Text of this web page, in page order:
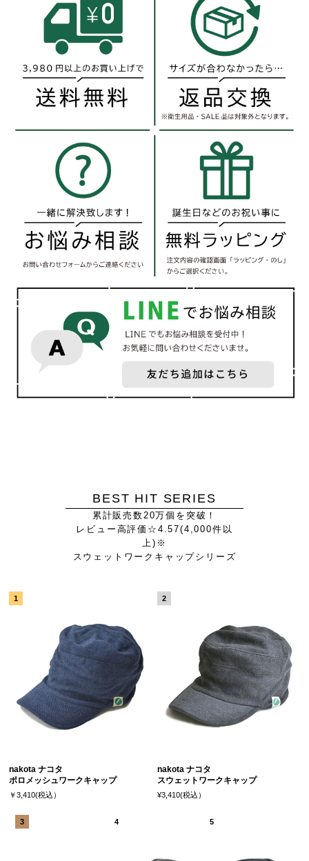
BEST HIT SERIES
累計販売数20万個を突破！
レビュー高評価☆4.57(4,000件以
上)※
スウェットワークキャップシリーズ
nakota ナコタ
ポロメッシュワークキャップ
￥3,410(税込）
nakota ナコタ
スウェットワークキャップ
¥3,410(税込）